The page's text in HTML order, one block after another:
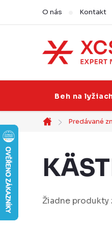
obsah
O nás Kontakt
Beh na
Domov
Predávané
Žiadne produkty